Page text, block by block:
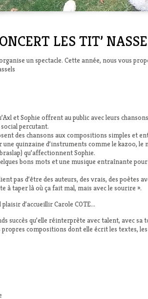
LES TIT’
un spectacle. Cette année, nous vous
et Sophie offrent au public avec leurs
percutant.
des chansons aux compositions simples et
quinzaine d’instruments comme le kazoo, le
qu’affectionnent Sophie.
bons mots et une musique entraînante
pas d’être des auteurs, des vrais, des poètes
à taper là où ça fait mal, mais avec le sourire ».
d’accueillir Carole COTE…
succès qu’elle réinterprète avec talent, avec sa
compositions dont elle écrit les textes, les